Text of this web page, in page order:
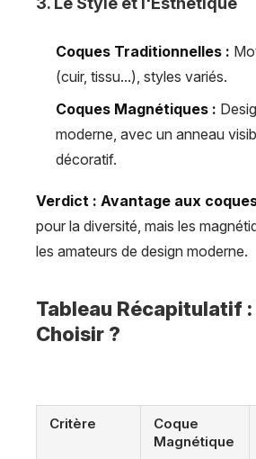
Coques Traditionnelles :
(cuir, tissu...), styles variés.
Coques Magnétiques :
moderne, avec un anneau
décoratif.
Verdict : Avantage aux
pour la diversité, mais les
les amateurs de design moderne.
Tableau Récapitulatif :
Choisir ?
Critère
Coque
Magnétique